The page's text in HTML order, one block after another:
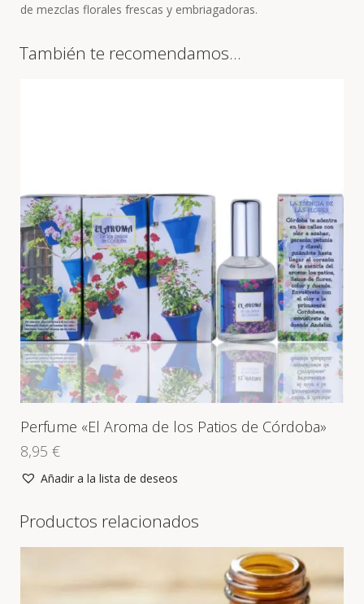
de mezclas florales frescas y embriagadoras.
También te recomendamos…
Perfume «El Aroma de los Patios de Córdoba»
8,95 €
Añadir a la lista de deseos
Productos relacionados